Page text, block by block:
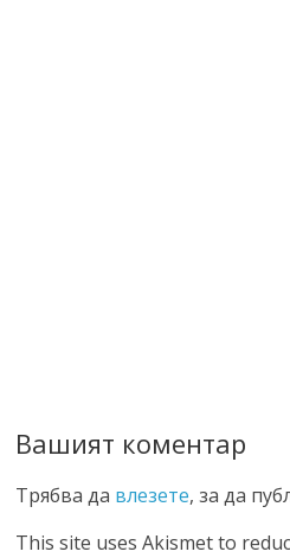
Вашият коментар
Трябва да влезете, за да
This site uses Akismet to